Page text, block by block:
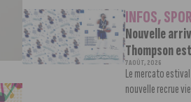
INFOS,
Nouvelle
Thompson
7 AOÛT, 2026
Le mercato estival
nouvelle recrue